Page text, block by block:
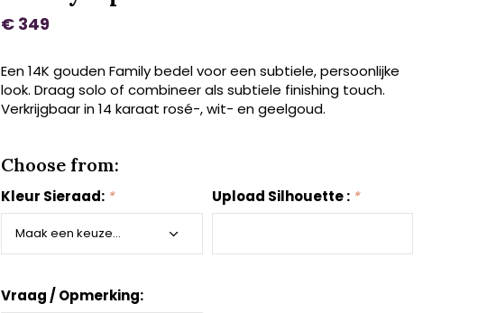
€ 349
Een 14K gouden Family bedel voor een subtiele, persoonlijke
look. Draag solo of combineer als subtiele finishing touch.
Verkrijgbaar in 14 karaat rosé-, wit- en geelgoud.
Choose from:
Kleur Sieraad: * Upload Silhouette : *
Vraag / Opmerking: